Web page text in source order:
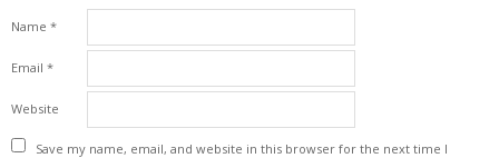
Name *
Email *
Website
Save my name, email, and website in this browser for the next time I